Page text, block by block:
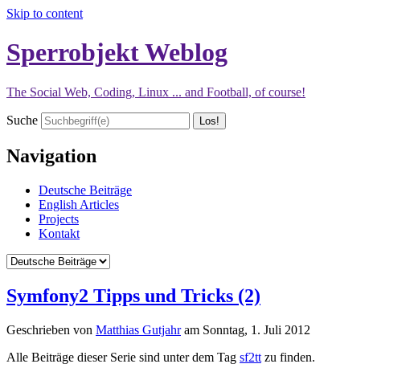
Skip to content
Sperrobjekt Weblog
The Social Web, Coding, Linux ... and Football, of course!
Suche
Navigation
Deutsche Beiträge
English Articles
Projects
Kontakt
Symfony2 Tipps und Tricks (2)
Geschrieben von Matthias Gutjahram Sonntag, 1. Juli 2012
Alle Beiträge dieser Serie sind unter dem Tag sf2tt zu finden.